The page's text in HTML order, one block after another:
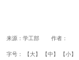
来源：学工部 作者：
字号： 【大】 【中】 【小】